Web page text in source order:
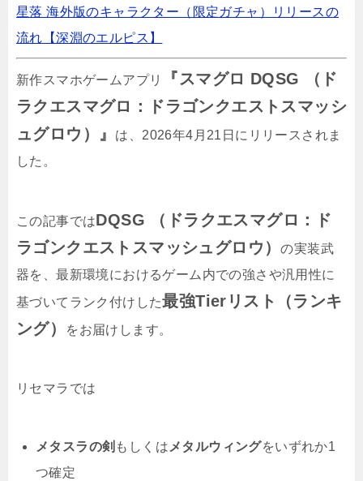
モンバトのリセマラ最強キャラTier表【モンス
星落 海外版のキャラクター（限定ガチャ）リリースの
流れ【深淵のエルピス】
新作スマホゲームアプリ
『スマグロ DQSG （ド
ラクエスマグロ：ドラゴンクエストスマッシ
ュグロウ）』
は、2026年4月21日にリリースされま
した。
この記事ではDQSG （ドラクエスマグロ：ド
ラゴンクエストスマッシュグロウ）の実装武
器を、最新環境におけるゲーム内での強さや汎用性に
基づいてランク付けした最強Tierリスト（ランキ
ング）
をお届けします。
リセマラでは
メタスラの剣 もしくは メタルウィングをいずれか1
つ確定